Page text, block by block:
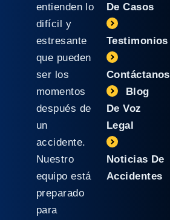
entienden lo
difícil y
estresante
que pueden
ser los
momentos
después de
un
accidente.
Nuestro
equipo está
preparado
para
De Casos
Testimonios
Contáctanos
Blog
De Voz
Legal
Noticias De
Accidentes